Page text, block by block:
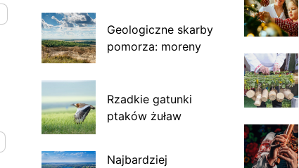
Geologiczne skarby
pomorza: moreny
Rzadkie gatunki
ptaków żuław
Najbardziej